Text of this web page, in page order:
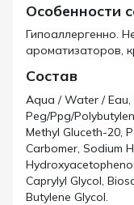
Особенности
Гипоаллергенно.
ароматизаторов,
Состав
Aqua / Water / Eau,
Peg/Ppg/
Methyl Gluceth-20,
Carbomer, Sodium
Caprylyl Glycol,
Butylene Glycol.